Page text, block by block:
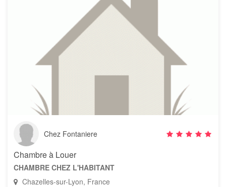
Chez Fontaniere
Chambre à Louer
CHAMBRE CHEZ L'HABITANT
Chazelles-sur-Lyon, France